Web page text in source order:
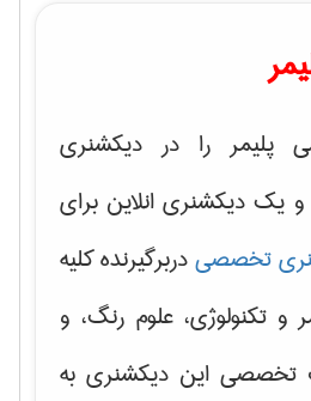
پلیمر را در دیکشنری
یک دیکشنری انلاین برای
تخصصیدربرگیرنده کلیه
و تکنولوژی، علوم رنگ، و
تخصصی این دیکشنری به